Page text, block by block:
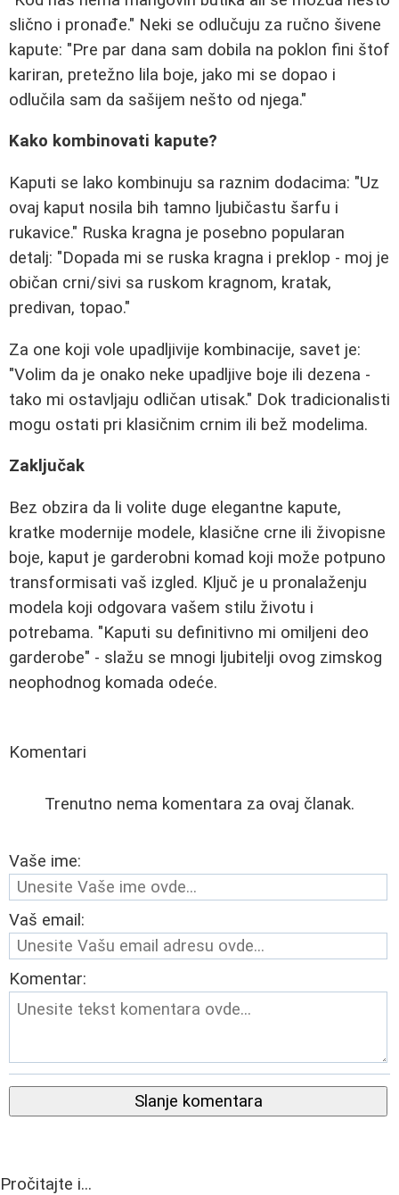
slično i pronađe." Neki se odlučuju za ručno šivene
kapute: "Pre par dana sam dobila na poklon fini štof
kariran, pretežno lila boje, jako mi se dopao i
odlučila sam da sašijem nešto od njega."
Kako kombinovati kapute?
Kaputi se lako kombinuju sa raznim dodacima: "Uz
ovaj kaput nosila bih tamno ljubičastu šarfu i
rukavice." Ruska kragna je posebno popularan
detalj: "Dopada mi se ruska kragna i preklop - moj je
običan crni/sivi sa ruskom kragnom, kratak,
predivan, topao."
Za one koji vole upadljivije kombinacije, savet je:
"Volim da je onako neke upadljive boje ili dezena -
tako mi ostavljaju odličan utisak." Dok tradicionalisti
mogu ostati pri klasičnim crnim ili bež modelima.
Zaključak
Bez obzira da li volite duge elegantne kapute,
kratke modernije modele, klasične crne ili živopisne
boje, kaput je garderobni komad koji može potpuno
transformisati vaš izgled. Ključ je u pronalaženju
modela koji odgovara vašem stilu životu i
potrebama. "Kaputi su definitivno mi omiljeni deo
garderobe" - slažu se mnogi ljubitelji ovog zimskog
neophodnog komada odeće.
Komentari
Trenutno nema komentara za ovaj članak.
Vaše ime:
Vaš email:
Komentar:
Slanje komentara
Pročitajte i...